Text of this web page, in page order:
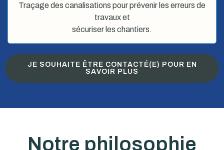
Traçage des canalisations pour prévenir les erreurs de
travaux et
sécuriser les chantiers.
JE SOUHAITE ÊTRE CONTACTÉ(E) POUR EN
SAVOIR PLUS
Notre philosophie